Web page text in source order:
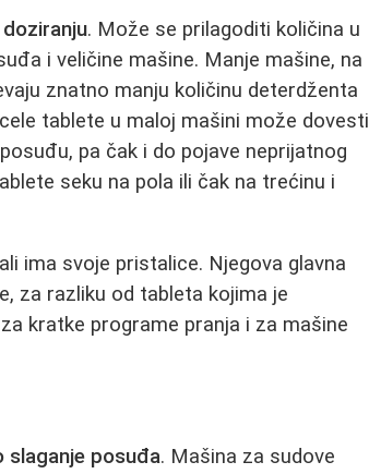
. Može se prilagoditi količina u
i veličine mašine. Manje mašine, na
znatno manju količinu deterdženta
tablete u maloj mašini može dovesti
pa čak i do pojave neprijatnog
seku na pola ili čak na trećinu i
ima svoje pristalice. Njegova glavna
za razliku od tableta kojima je
kratke programe pranja i za mašine
slaganje posuđa. Mašina za sudove